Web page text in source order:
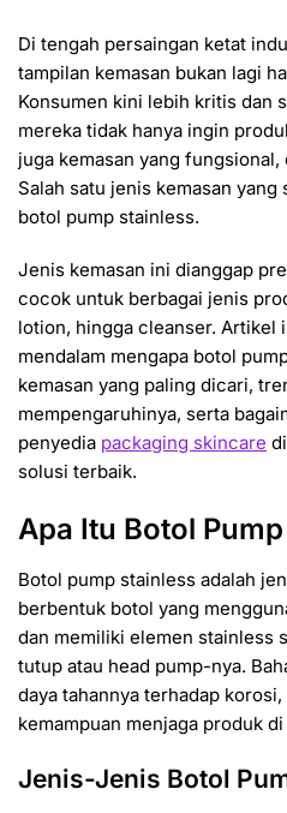
Di tengah persaingan ketat
tampilan kemasan bukan lagi
Konsumen kini lebih kritis dan
mereka tidak hanya ingin
juga kemasan yang fungsional,
Salah satu jenis kemasan yang
botol pump stainless.
Jenis kemasan ini dianggap
cocok untuk berbagai jenis
lotion, hingga cleanser. Artikel
mendalam mengapa botol
kemasan yang paling dicari,
mempengaruhinya, serta
penyedia packaging skincare
solusi terbaik.
Apa Itu Botol
Botol pump stainless adalah
berbentuk botol yang
dan memiliki elemen stainless
tutup atau head pump-nya.
daya tahannya terhadap
kemampuan menjaga produk
Jenis-Jenis Botol